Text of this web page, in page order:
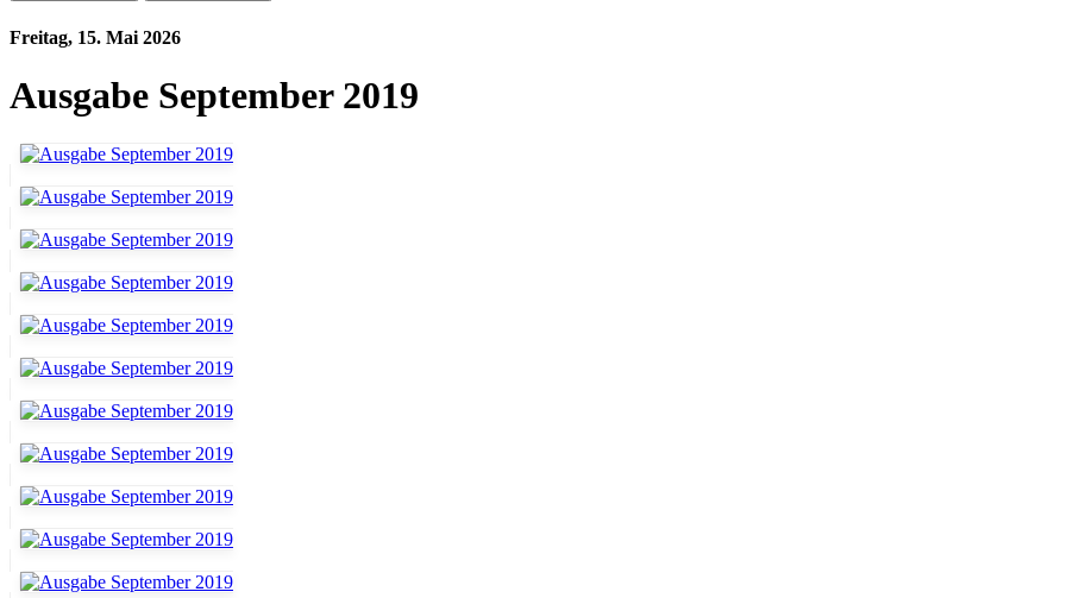
Freitag, 15. Mai 2026
Ausgabe September 2019